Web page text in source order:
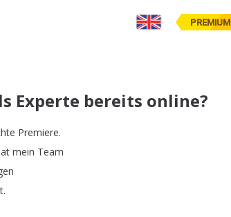
PREMIUM
Experte bereits online?
Premiere.
mein Team
.